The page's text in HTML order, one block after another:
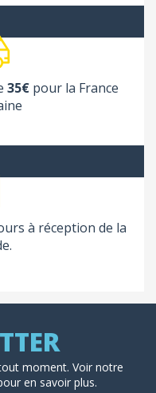
35€pour la France
à réception de la
moment. Voir notre
en savoir plus.